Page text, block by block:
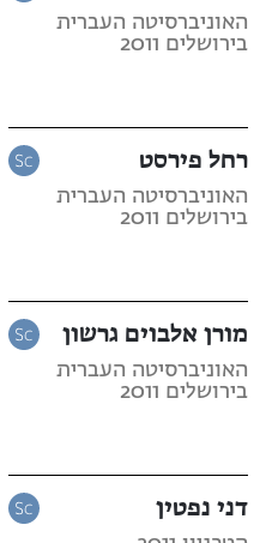
האוניברסיטה העברית
בירושלים 2011
רחל פירסט
האוניברסיטה העברית
בירושלים 2011
מורן אלבוים גרשון
האוניברסיטה העברית
בירושלים 2011
דני נפטין